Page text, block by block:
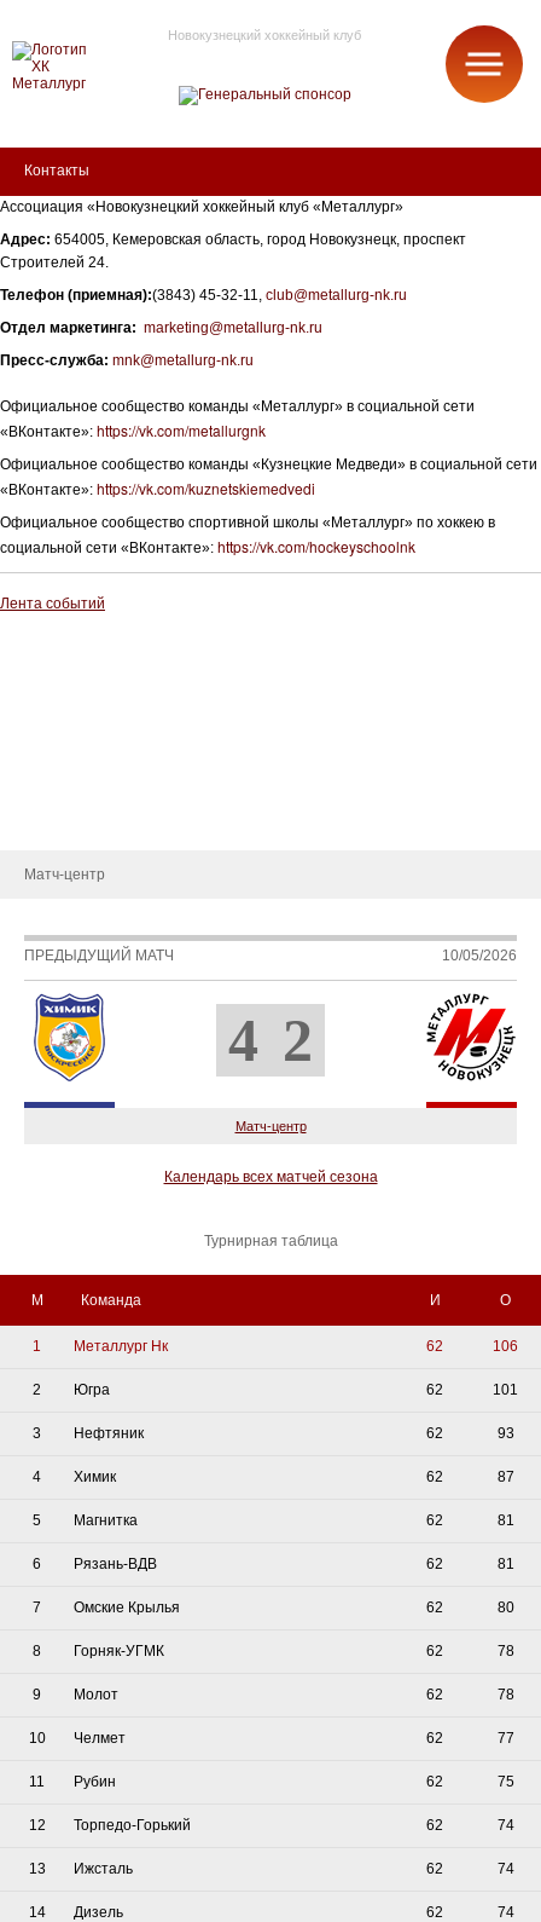
Новокузнецкий хоккейный клуб
Контакты
Ассоциация «Новокузнецкий хоккейный клуб «Металлург»
Адрес: 654005, Кемеровская область, город Новокузнецк, проспект
Строителей 24.
Телефон (приемная):(3843) 45-32-11, club@metallurg-nk.ru
Отдел маркетинга: marketing@metallurg-nk.ru
Пресс-служба: mnk@metallurg-nk.ru
Официальное сообщество команды «Металлург» в социальной сети
«ВКонтакте»: https://vk.com/metallurgnk
Официальное сообщество команды «Кузнецкие Медведи» в социальной сети
«ВКонтакте»: https://vk.com/kuznetskiemedvedi
Официальное сообщество спортивной школы «Металлург» по хоккею в
социальной сети «ВКонтакте»: https://vk.com/hockeyschoolnk
Лента событий
Матч-центр
ПРЕДЫДУЩИЙ МАТЧ 10/05/2026
4 2
Матч-центр
Календарь всех матчей сезона
Турнирная таблица
М Команда И О
1 Металлург Нк 62 106
2 Югра 62 101
3 Нефтяник 62 93
4 Химик 62 87
5 Магнитка 62 81
6 Рязань-ВДВ 62 81
7 Омские Крылья 62 80
8 Горняк-УГМК 62 78
9 Молот 62 78
10 Челмет 62 77
11 Рубин 62 75
12 Торпедо-Горький 62 74
13 Ижсталь 62 74
14 Дизель 62 74